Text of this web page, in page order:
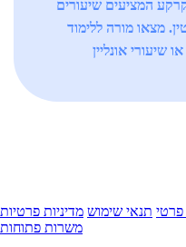
המציעים שיעורים
מצאו מורה ללימוד
שיעורי אונליין
תנאי שימוש מדיניות פרטיות
משרות פתוחות